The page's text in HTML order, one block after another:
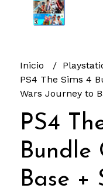
Inicio
PS4 The Sims 4
Wars Journey to
PS4
Bundle
Base +